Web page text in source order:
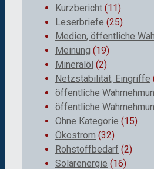
Kurzbericht (11)
Leserbriefe (25)
Medien, öffentliche
Meinung (19)
Mineralöl (2)
Netzstabilität; Eingriffe
öffentliche
öffentliche
Ohne Kategorie (15)
Ökostrom (32)
Rohstoffbedarf (2)
Solarenergie (16)